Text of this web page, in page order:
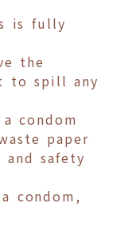
is fully
the
to spill any
condom
paper
safety
condom,